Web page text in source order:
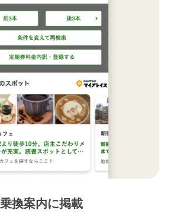
乗換案内に掲載